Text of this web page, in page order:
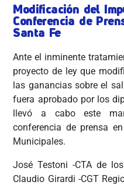
Modificación del
Conferencia de
Santa Fe
Ante el inminente
proyecto de ley que
las ganancias sobre el
fuera aprobado por los
llevó a cabo este
conferencia de prensa
Municipales.
José Testoni -CTA de
Claudio Girardi -CGT